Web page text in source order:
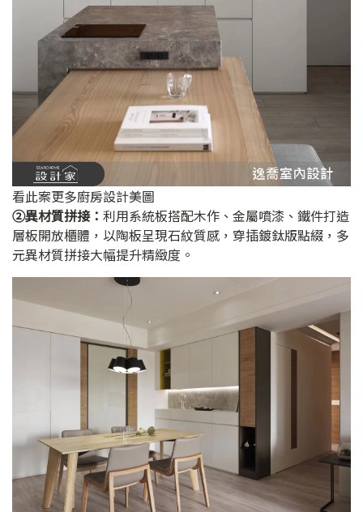
看此案更多廚房設計美圖
➁異材質拼接： 利用系統板搭配木作、金屬噴漆、鐵件打造
層板開放櫃體，以陶板呈現石紋質感，穿插鍍鈦版點綴，多
元異材質拼接大幅提升精緻度。